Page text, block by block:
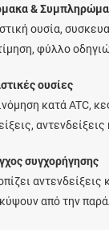
&
ουσία,
φύλλο
ουσίες
κατά ATC,
συγχορήγησης
από την